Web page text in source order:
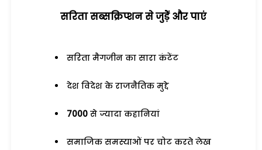
सरिता सब्सक्रिप्शन से जुड़ेें और पाएं
सरिता मैगजीन का सारा कंटेंट
देश विदेश के राजनैतिक मुद्दे
7000 से ज्यादा कहानियां
समाजिक समस्याओं पर चोट करते लेख